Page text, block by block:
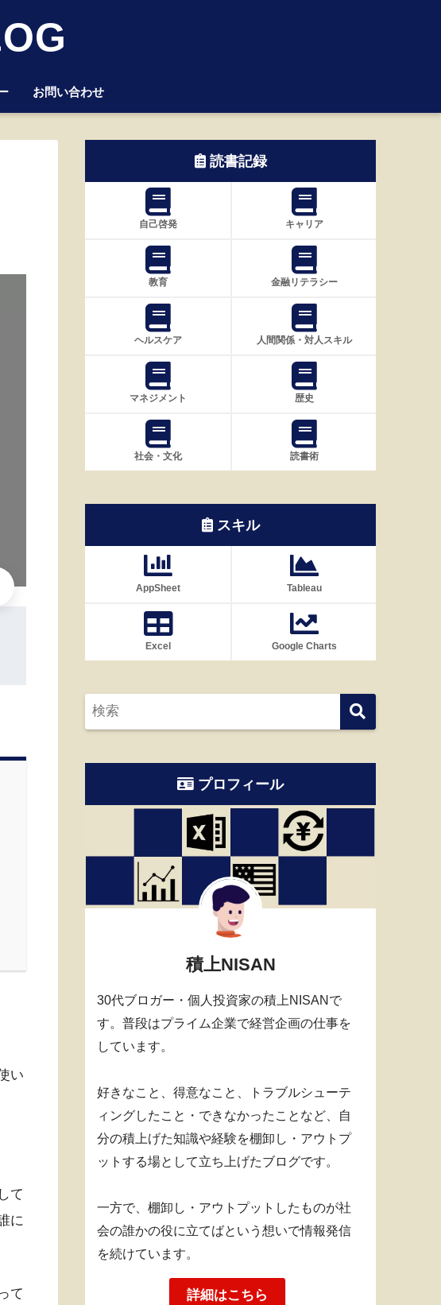
お問い合わせ
い
て
に
て
読書記録
自己啓発 キャリア
教育 金融リテラシー
ヘルスケア 人間関係・対人スキル
マネジメント 歴史
社会・文化 読書術
スキル
AppSheet Tableau
Excel Google Charts
プロフィール
積上NISAN
30代ブロガー・個人投資家の積上NISANで
す。普段はプライム企業で経営企画の仕事を
しています。
好きなこと、得意なこと、トラブルシューテ
ィングしたこと・できなかったことなど、自
分の積上げた知識や経験を棚卸し・アウトプ
ットする場として立ち上げたブログです。
一方で、棚卸し・アウトプットしたものが社
会の誰かの役に立てばという想いで情報発信
を続けています。
詳細はこちら